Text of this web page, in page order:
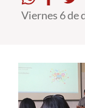
Académicos
English
Viernes 6 de